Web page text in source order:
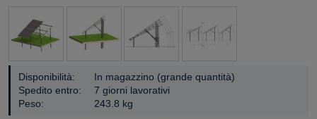
Disponibilità:
In magazzino (grande quantità)
Spedito entro:
7 giorni lavorativi
Peso:
243.8 kg